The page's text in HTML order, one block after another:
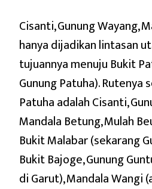
Cisanti, Gunung Wayang,
hanya dijadikan lintasan
tujuannya menuju Bukit
Gunung Patuha). Rutenya
Patuha adalah Cisanti,
Mandala Betung, Mulah
Bukit Malabar (sekarang
Bukit Bajoge, Gunung
di Garut), Mandala Wangi